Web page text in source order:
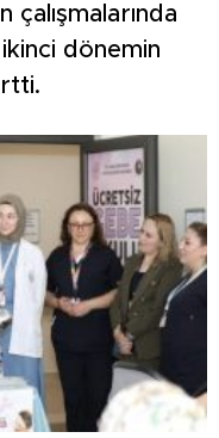
çalışmalarında
dönemin